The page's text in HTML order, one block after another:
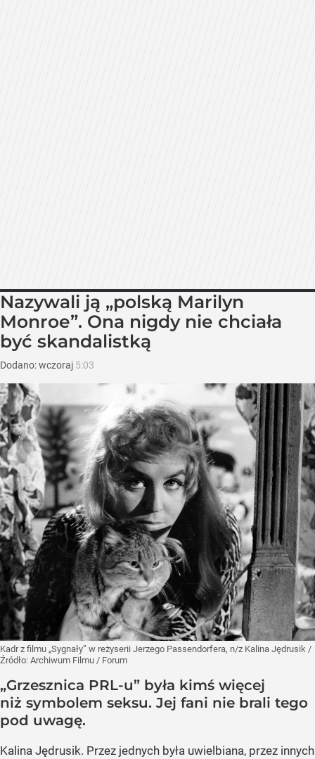
Nazywali ją „polską Marilyn
Monroe”. Ona nigdy nie chciała
być skandalistką
Dodano:wczoraj 5:03
Kadr z filmu „Sygnały” w reżyserii Jerzego Passendorfera, n/z Kalina Jędrusik /
Źródło: Archiwum Filmu / Forum
„Grzesznica PRL-u” była kimś więcej
niż symbolem seksu. Jej fani nie brali tego
pod uwagę.
Kalina Jędrusik. Przez jednych była uwielbiana, przez innych